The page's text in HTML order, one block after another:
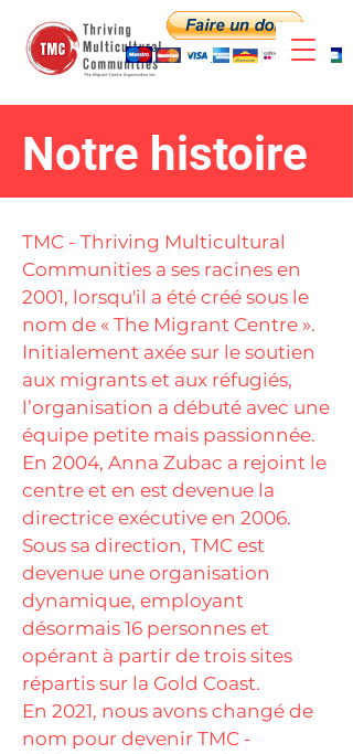
Notre histoire
TMC - Thriving Multicultural
Communities a ses racines en
2001, lorsqu'il a été créé sous le
nom de « The Migrant Centre ».
Initialement axée sur le soutien
aux migrants et aux réfugiés,
l’organisation a débuté avec une
équipe petite mais passionnée.
En 2004, Anna Zubac a rejoint le
centre et en est devenue la
directrice exécutive en 2006.
Sous sa direction, TMC est
devenue une organisation
dynamique, employant
désormais 16 personnes et
opérant à partir de trois sites
répartis sur la Gold Coast.
En 2021, nous avons changé de
nom pour devenir TMC -